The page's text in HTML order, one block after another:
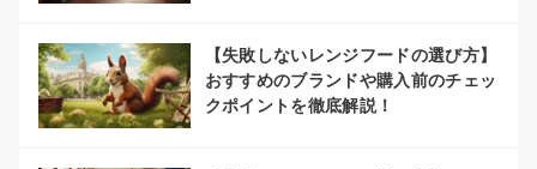
【失敗しないレンジフードの選び方】
おすすめのブランドや購入前のチェッ
クポイントを徹底解説！